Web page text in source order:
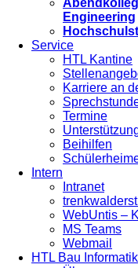
Engineering
Service
HTL Kantine
Karriere an
Termine
Beihilfen
Intern
Intranet
WebUntis –
MS Teams
Webmail
HTL Bau